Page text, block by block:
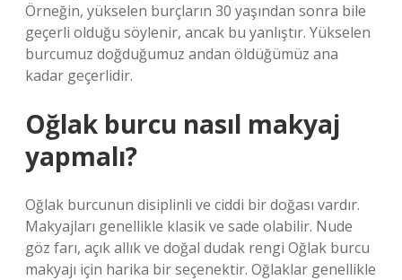
Örneğin, yükselen burçların 30 yaşından sonra bile
geçerli olduğu söylenir, ancak bu yanlıştır. Yükselen
burcumuz doğduğumuz andan öldüğümüz ana
kadar geçerlidir.
Oğlak burcu nasıl makyaj
yapmalı?
Oğlak burcunun disiplinli ve ciddi bir doğası vardır.
Makyajları genellikle klasik ve sade olabilir. Nude
göz farı, açık allık ve doğal dudak rengi Oğlak burcu
makyajı için harika bir seçenektir. Oğlaklar genellikle